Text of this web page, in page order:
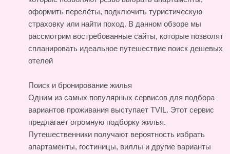
оформить перелёты, подключить туристическую
страховку или найти поход. В данном обзоре мы
рассмотрим востребованные сайты, которые позволят
спланировать идеальное путешествие поиск дешевых
отелей
Поиск и бронирование жилья
Одним из самых популярных сервисов для подбора
вариантов проживания выступает TVIL. Этот сервис
предлагает огромную подборку жилья.
Путешественники получают вероятность избрать
апартаменты, гостиницы, виллы и другие варианты